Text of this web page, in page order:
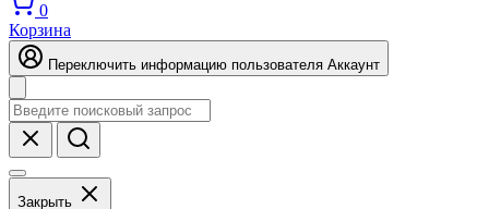
0
Корзина
Переключить информацию пользователя Аккаунт
Закрыть